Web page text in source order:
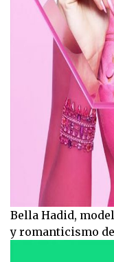
Bella Hadid,
y romanticismo